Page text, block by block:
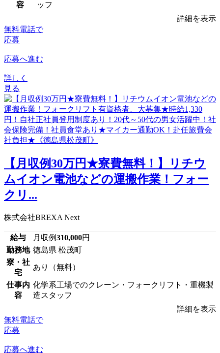
容
ッフ
詳細を表示
無料電話で
応募
応募へ進む
詳しく
見る
【月収例30万円★寮費無料！】リチウ
ムイオン電池などの運搬作業！フォー
クリ...
株式会社BREXA Next
給与 月収例310,000円
勤務地 徳島県 松茂町
寮・社
宅
あり（無料）
仕事内
容
化学系工場でのクレーン・フォークリフト・重機製
造スタッフ
詳細を表示
無料電話で
応募
応募へ進む